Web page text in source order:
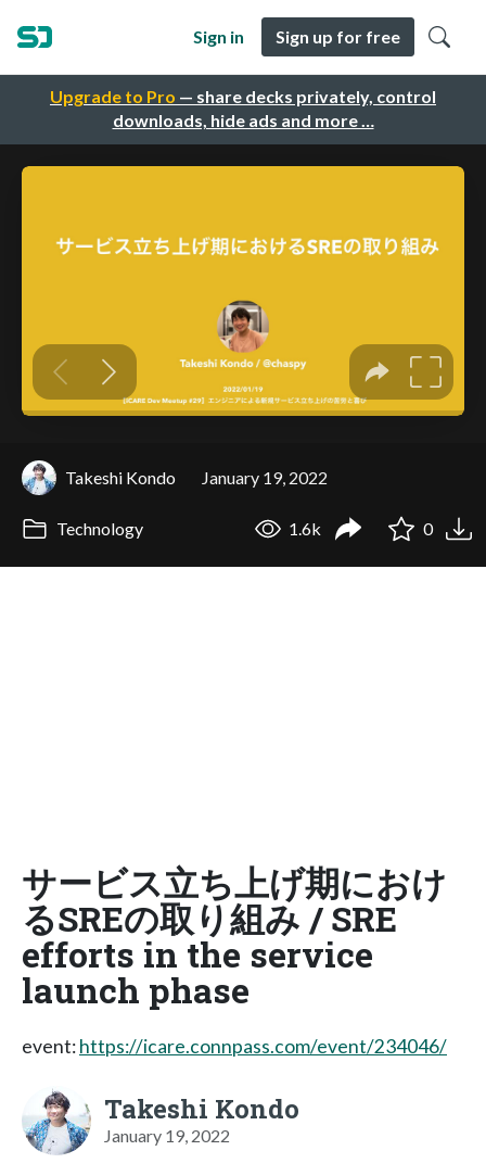
Upgrade to Pro — share decks privately, control
downloads, hide ads and more …
Sign in Sign up for free
Takeshi Kondo January 19, 2022
Technology 1.6k 0
サービス立ち上げ期におけ
るSREの取り組み / SRE
efforts in the service
launch phase
event:https://icare.connpass.com/event/234046/
Takeshi Kondo
January 19, 2022